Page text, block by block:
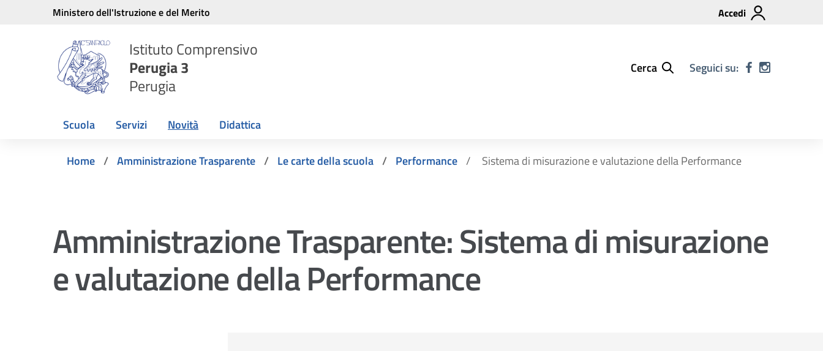
Vai ai contenuti
Vai al menu di navigazione
Ministero dell'Istruzione e del Merito Accedi
Istituto Comprensivo
Perugia 3
Perugia
Cerca Seguici su:
Scuola Servizi Novità Didattica
Home Amministrazione Trasparente Le carte della scuola Performance Sistema di misurazione e valutazione della Performance
Amministrazione Trasparente:Sistema di misurazione
e valutazione della Performance